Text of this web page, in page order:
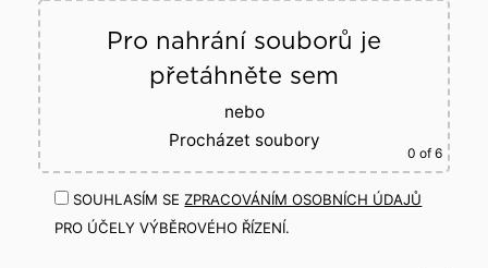
Pro nahrání souborů je
přetáhněte sem
nebo
Procházet soubory
0 of 6
SOUHLASÍM SEZPRACOVÁNÍM OSOBNÍCH ÚDAJŮ
PRO ÚČELY VÝBĚROVÉHO ŘÍZENÍ.